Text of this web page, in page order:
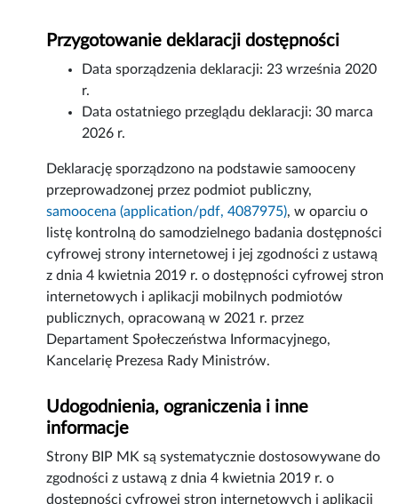
Przygotowanie deklaracji dostępności
Data sporządzenia deklaracji: 23 września 2020
r.
Data ostatniego przeglądu deklaracji:30 marca
2026 r.
Deklarację sporządzono na podstawie samooceny
przeprowadzonej przez podmiot publiczny,
samoocena (application/pdf, 4087975), w oparciu o
listę kontrolną do samodzielnego badania dostępności
cyfrowej strony internetowej i jej zgodności z ustawą
z dnia 4 kwietnia 2019 r. o dostępności cyfrowej stron
internetowych i aplikacji mobilnych podmiotów
publicznych, opracowaną w 2021 r. przez
Departament Społeczeństwa Informacyjnego,
Kancelarię Prezesa Rady Ministrów.
Udogodnienia, ograniczenia i inne
informacje
Strony BIP MK są systematycznie dostosowywane do
zgodności z ustawą z dnia 4 kwietnia 2019 r. o
dostępności cyfrowej stron internetowych i aplikacji